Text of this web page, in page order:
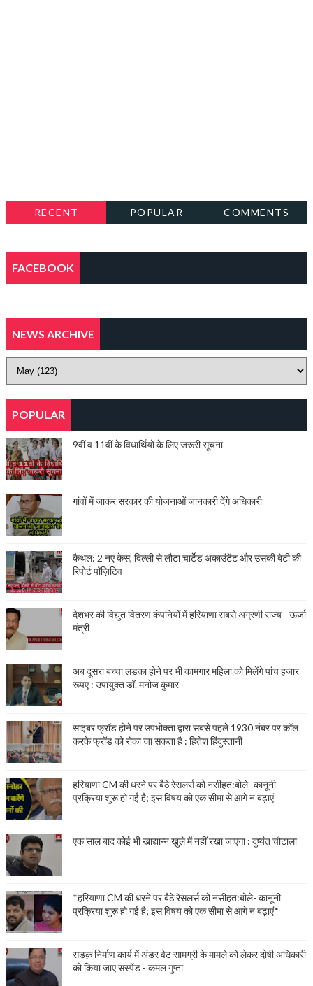
RECENT POPULAR COMMENTS
FACEBOOK
NEWS ARCHIVE
POPULAR
9वीं व 11वीं के विधार्थियों के लिए जरूरी सूचना
गांवों में जाकर सरकार की योजनाओं जानकारी देंगे अधिकारी
कैथल: 2 नए केस, दिल्ली से लौटा चार्टेड अकाउंटेंट और उसकी बेटी की
रिपोर्ट पॉज़िटिव
देशभर की विद्युत वितरण कंपनियों में हरियाणा सबसे अग्रणी राज्य - ऊर्जा
मंत्री
अब दूसरा बच्चा लडका होने पर भी कामगार महिला को मिलेंगे पांच हजार
रूपए : उपायुक्त डॉ. मनोज कुमार
साइबर फ्रॉड होने पर उपभोक्ता द्वारा सबसे पहले 1930 नंबर पर कॉल
करके फ्रॉड को रोका जा सकता है : हितेश हिंदुस्तानी
हरियाणा CM की धरने पर बैठे रेसलर्स को नसीहत:बोले- कानूनी
प्रक्रिया शुरू हो गई है; इस विषय को एक सीमा से आगे न बढ़ाएं
एक साल बाद कोई भी खाद्यान्न खुले में नहीं रखा जाएगा : दुष्यंत चौटाला
*हरियाणा CM की धरने पर बैठे रेसलर्स को नसीहत:बोले- कानूनी
प्रक्रिया शुरू हो गई है; इस विषय को एक सीमा से आगे न बढ़ाएं*
सडक़ निर्माण कार्य में अंडर वेट सामग्री के मामले को लेकर दोषी अधिकारी
को किया जाए सस्पेंड - कमल गुप्ता